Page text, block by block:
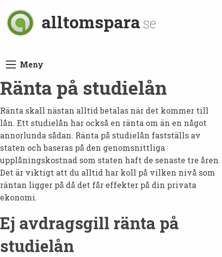
alltomspara.se
Meny
Ränta på studielån
Ränta skall nästan alltid betalas när det kommer till
lån. Ett studielån har också en ränta om än en något
annorlunda sådan. Ränta på studielån fastställs av
staten och baseras på den genomsnittliga
upplåningskostnad som staten haft de senaste tre åren.
Det är viktigt att du alltid har koll på vilken nivå som
räntan ligger på då det får effekter på din privata
ekonomi.
Ej avdragsgill ränta på
studielån